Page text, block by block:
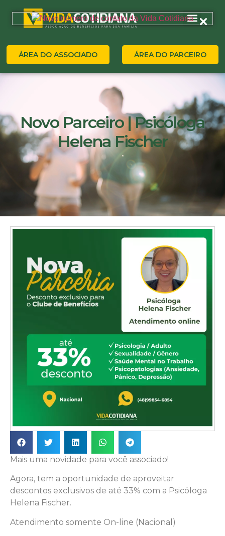
ÁREA DO ASSOCIADO ÁREA DO PARCEIRO
Novo Parceiro | Psicóloga
Helena Fischer
Mais uma novidade para você associado!
Agora, tem a oportunidade de aproveitar
descontos exclusivos de até 33% com a Psicóloga
Helena Fischer.
Atendimento somente On-line (Nacional)